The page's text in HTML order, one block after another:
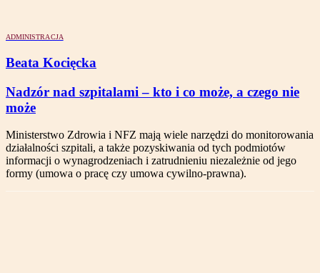
ADMINISTRACJA
Beata Kocięcka
Nadzór nad szpitalami – kto i co może, a czego nie
może
Ministerstwo Zdrowia i NFZ mają wiele narzędzi do monitorowania
działalności szpitali, a także pozyskiwania od tych podmiotów
informacji o wynagrodzeniach i zatrudnieniu niezależnie od jego
formy (umowa o pracę czy umowa cywilno-prawna).